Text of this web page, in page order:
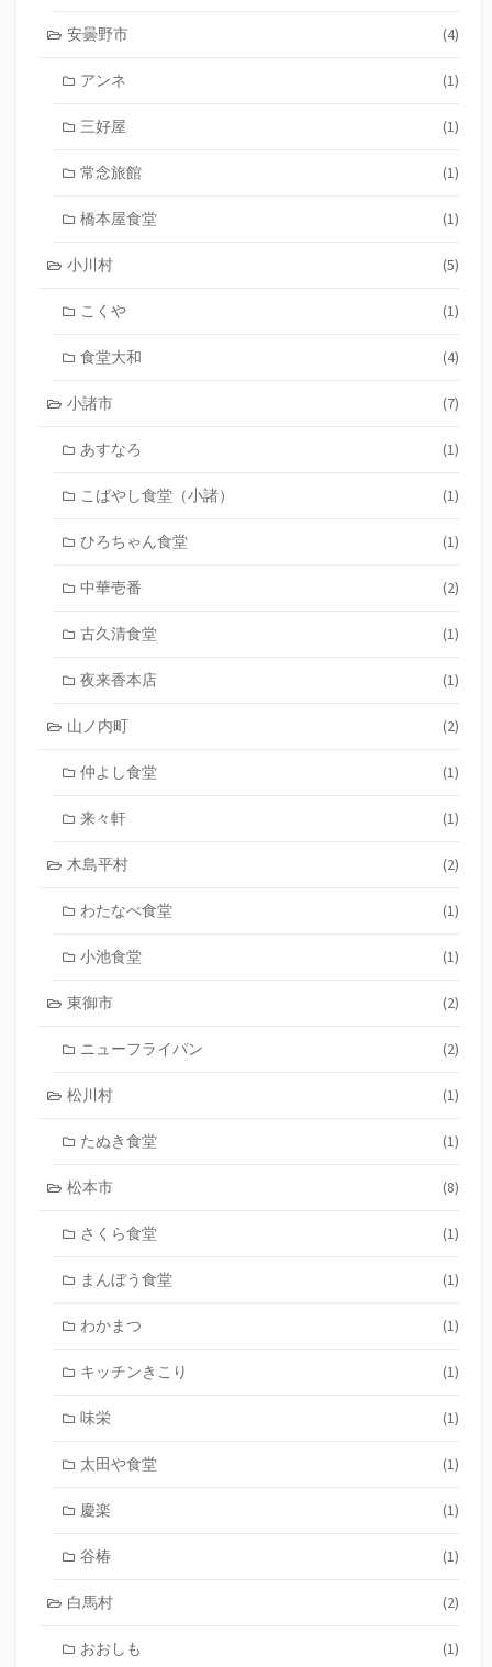
安曇野市 (4)
アンネ (1)
三好屋 (1)
常念旅館 (1)
橋本屋食堂 (1)
小川村 (5)
こくや (1)
食堂大和 (4)
小諸市 (7)
あすなろ (1)
こばやし食堂（小諸） (1)
ひろちゃん食堂 (1)
中華壱番 (2)
古久清食堂 (1)
夜来香本店 (1)
山ノ内町 (2)
仲よし食堂 (1)
来々軒 (1)
木島平村 (2)
わたなべ食堂 (1)
小池食堂 (1)
東御市 (2)
ニューフライパン (2)
松川村 (1)
たぬき食堂 (1)
松本市 (8)
さくら食堂 (1)
まんぼう食堂 (1)
わかまつ (1)
キッチンきこり (1)
味栄 (1)
太田や食堂 (1)
慶楽 (1)
谷椿 (1)
白馬村 (2)
おおしも (1)